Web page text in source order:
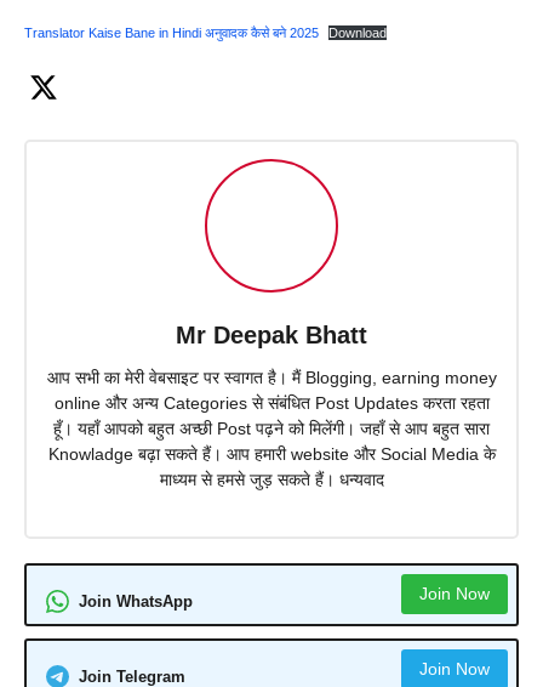
Translator Kaise Bane in Hindi अनुवादक कैसे बने 2025 Download
Mr Deepak Bhatt
आप सभी का मेरी वेबसाइट पर स्वागत है। मैं Blogging, earning money
online और अन्य Categories से संबंधित Post Updates करता रहता
हूँ। यहाँ आपको बहुत अच्छी Post पढ़ने को मिलेंगी। जहाँ से आप बहुत सारा
Knowladge बढ़ा सकते हैं। आप हमारी website और Social Media के
माध्यम से हमसे जुड़ सकते हैं। धन्यवाद
Join WhatsApp Join Now
Join Telegram Join Now